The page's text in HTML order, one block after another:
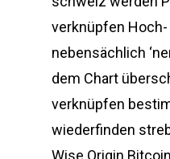
verknüpfen
nebensächlich
dem Chart
verknüpfen
wiederfinden
Wise Origin